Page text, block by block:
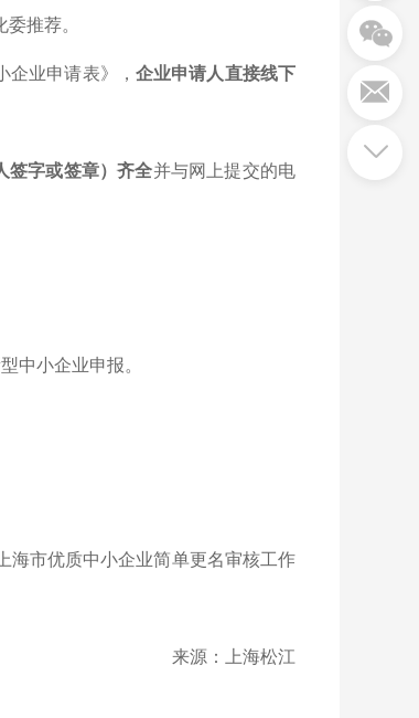
推荐。
业申请表》， 企业申请人直接线下
签字或签章）齐全并与网上提交的电
中小企业申报。
海市优质中小企业简单更名审核工作
来源：上海松江